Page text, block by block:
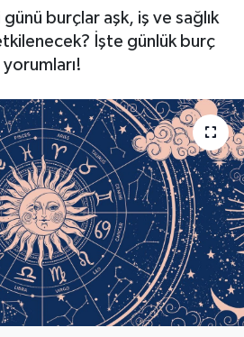
burçlar aşk, iş ve sağlık
İşte günlük burç
yorumları!